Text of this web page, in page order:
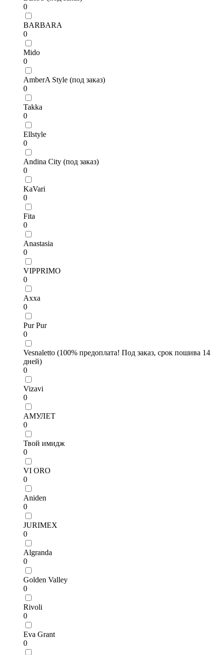
0
BARBARA
0
Mido
0
AmberA Style (под заказ)
0
Takka
0
Ellstyle
0
Andina City (под заказ)
0
KaVari
0
Fita
0
Anastasia
0
VIPPRIMO
0
Axxa
0
Pur Pur
0
Vesnaletto (100% предоплата! Под заказ, срок пошива 14
дней)
0
Vizavi
0
АМУЛЕТ
0
Твой имидж
0
VI ORO
0
Aniden
0
JURIMEX
0
Algranda
0
Golden Valley
0
Rivoli
0
Eva Grant
0